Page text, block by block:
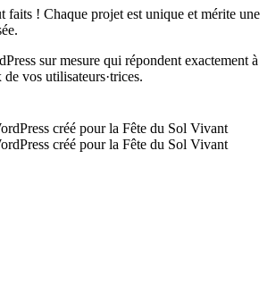
faits ! Chaque projet est unique et mérite une
sur mesure qui répondent exactement à
vos utilisateurs·trices.